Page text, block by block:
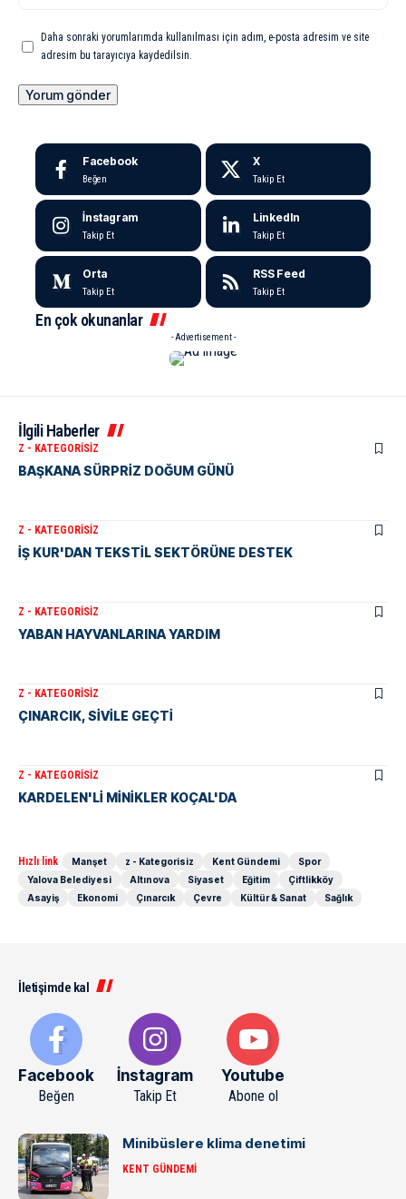
Daha sonraki yorumlarımda kullanılması için adım, e-posta adresim ve site
adresim bu tarayıcıya kaydedilsin.
Facebook
Beğen
X
Takip Et
İnstagram
Takip Et
LinkedIn
Takip Et
Orta
Takip Et
RSS Feed
Takip Et
En çok okunanlar
- Advertisement -
İlgili Haberler
Z - KATEGORISIZ
BAŞKANA SÜRPRİZ DOĞUM GÜNÜ
Z - KATEGORISIZ
İŞ KUR'DAN TEKSTİL SEKTÖRÜNE DESTEK
Z - KATEGORISIZ
YABAN HAYVANLARINA YARDIM
Z - KATEGORISIZ
ÇINARCIK, SİVİLE GEÇTİ
Z - KATEGORISIZ
KARDELEN'Lİ MİNİKLER KOÇAL'DA
Hızlı link Manşet z - Kategorisiz Kent Gündemi
Spor
Yalova Belediyesi
Altınova Siyaset Eğitim
Çiftlikköy
Asayiş
Ekonomi Çınarcık Çevre Kültür & Sanat Sağlık
İletişimde kal
Facebook
Beğen
İnstagram
Takip Et
Youtube
Abone ol
Minibüslere klima denetimi
KENT GÜNDEMI